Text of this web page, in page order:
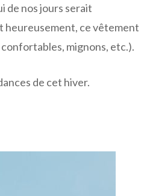
de nos jours serait
heureusement, ce vêtement
mignons, etc.).
de cet hiver.